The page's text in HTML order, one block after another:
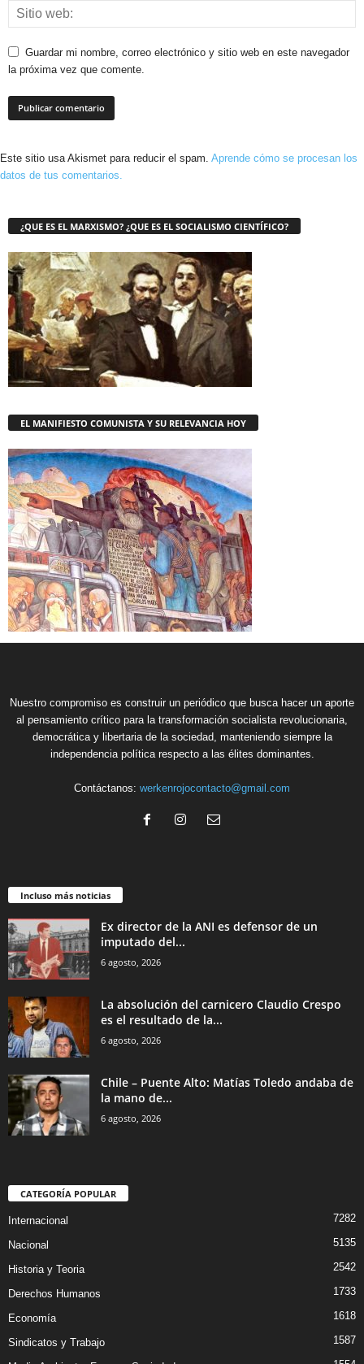
Guardar mi nombre, correo electrónico y sitio web en este navegador
la próxima vez que comente.
Este sitio usa Akismet para reducir el spam. Aprende cómo se procesan los
datos de tus comentarios.
¿QUE ES EL MARXISMO? ¿QUE ES EL SOCIALISMO CIENTÍFICO?
EL MANIFIESTO COMUNISTA Y SU RELEVANCIA HOY
Nuestro compromiso es construir un periódico que busca hacer un aporte
al pensamiento crítico para la transformación socialista revolucionaria,
democrática y libertaria de la sociedad, manteniendo siempre la
independencia política respecto a las élites dominantes.
Contáctanos: werkenrojocontacto@gmail.com
Incluso más noticias
Ex director de la ANI es defensor de un
imputado del...
6 agosto, 2026
La absolución del carnicero Claudio Crespo
es el resultado de la...
6 agosto, 2026
Chile – Puente Alto: Matías Toledo andaba de
la mano de...
6 agosto, 2026
CATEGORÍA POPULAR
Internacional 7282
Nacional 5135
Historia y Teoria 2542
Derechos Humanos 1733
Economía 1618
Sindicatos y Trabajo 1587